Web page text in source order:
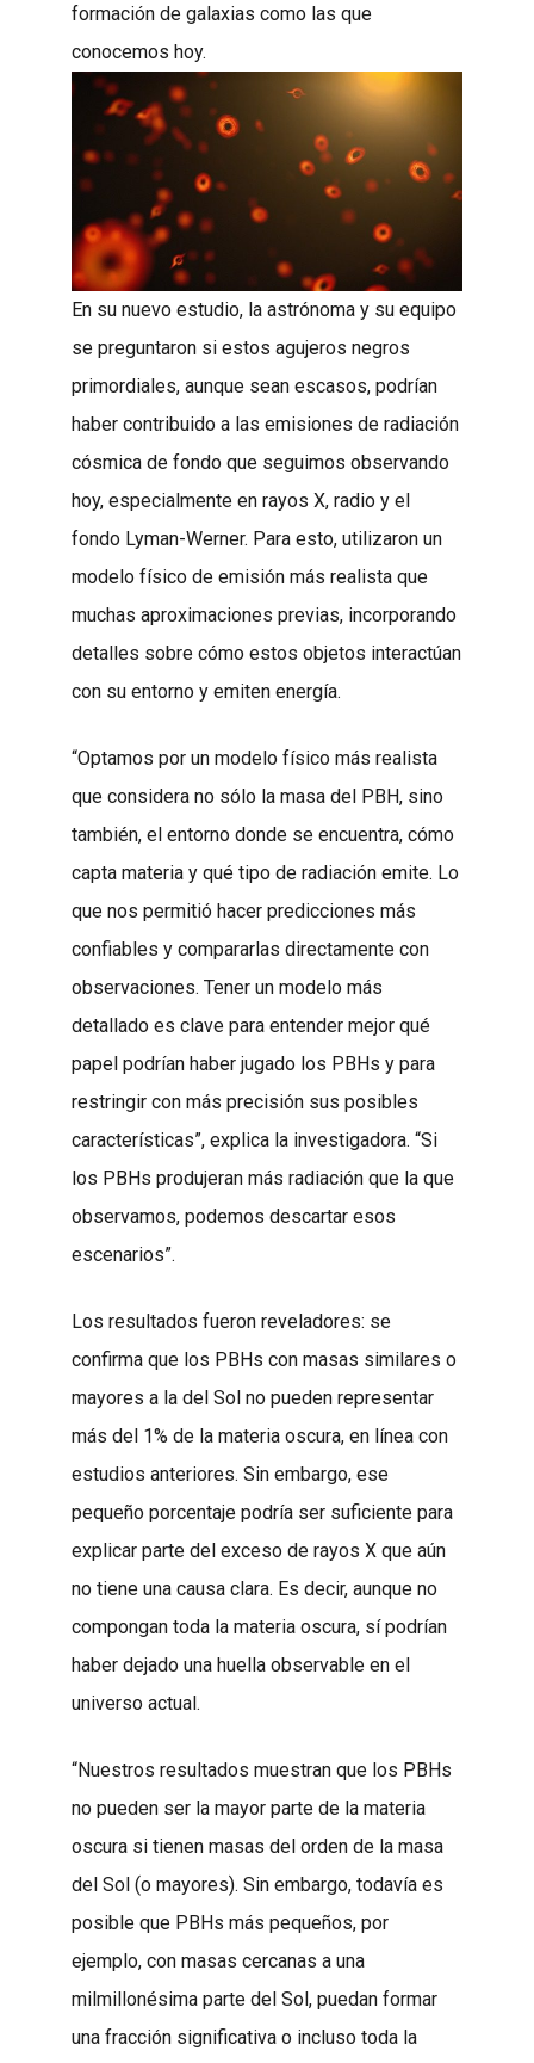
formación de galaxias como las que
conocemos hoy.
En su nuevo estudio, la astrónoma y su equipo
se preguntaron si estos agujeros negros
primordiales, aunque sean escasos, podrían
haber contribuido a las emisiones de radiación
cósmica de fondo que seguimos observando
hoy, especialmente en rayos X, radio y el
fondo Lyman-Werner. Para esto, utilizaron un
modelo físico de emisión más realista que
muchas aproximaciones previas, incorporando
detalles sobre cómo estos objetos interactúan
con su entorno y emiten energía.
“Optamos por un modelo físico más realista
que considera no sólo la masa del PBH, sino
también, el entorno donde se encuentra, cómo
capta materia y qué tipo de radiación emite. Lo
que nos permitió hacer predicciones más
confiables y compararlas directamente con
observaciones. Tener un modelo más
detallado es clave para entender mejor qué
papel podrían haber jugado los PBHs y para
restringir con más precisión sus posibles
características”, explica la investigadora. “Si
los PBHs produjeran más radiación que la que
observamos, podemos descartar esos
escenarios”.
Los resultados fueron reveladores: se
confirma que los PBHs con masas similares o
mayores a la del Sol no pueden representar
más del 1% de la materia oscura, en línea con
estudios anteriores. Sin embargo, ese
pequeño porcentaje podría ser suficiente para
explicar parte del exceso de rayos X que aún
no tiene una causa clara. Es decir, aunque no
compongan toda la materia oscura, sí podrían
haber dejado una huella observable en el
universo actual.
“Nuestros resultados muestran que los PBHs
no pueden ser la mayor parte de la materia
oscura si tienen masas del orden de la masa
del Sol (o mayores). Sin embargo, todavía es
posible que PBHs más pequeños, por
ejemplo, con masas cercanas a una
milmillonésima parte del Sol, puedan formar
una fracción significativa o incluso toda la